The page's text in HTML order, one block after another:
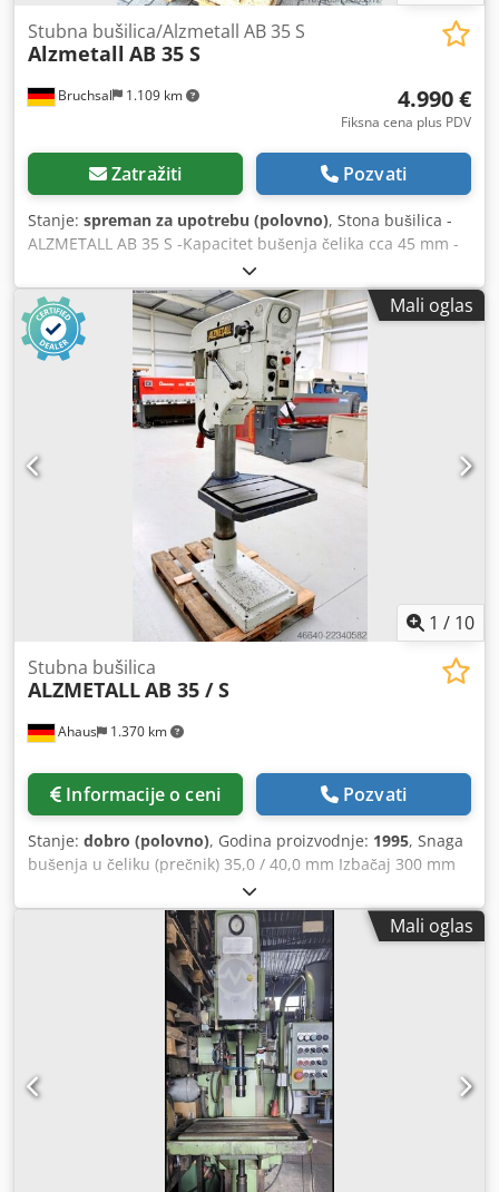
Bruchsal 1.109 km
Stubna bušilica/Alzmetall AB 35 S
Alzmetall AB 35 S
4.990 €
Fiksna cena plus PDV
Zatražiti Pozvati
Stanje: spreman za upotrebu (polovno), Stona bušilica -
ALZMETALL AB 35 S -Kapacitet bušenja čelika cca 45 mm -
Kapacitet bušenja liva cca 48 mm -Prihvat vretena MK 4 -
Istrezanje cca 350 mm -Hod bušenja cca 180 mm -Brzine
vretena / 2 stupnja / 65 - 1450 o/min (BESSTEPENO) -
Automatski pomak 0,1-0,2-0,3-0,4 mm/obrtaj -Graničnik
dubine bušenja -Površina za pričvršćivanje stola cca
600x460 mm -Podešavanje stola cca 600 mm -Visina stola
podesiva pomoću ručice -Prečnik stuba cca 200 mm -Snaga
motora cca 3,5 kW -Sistem za hlađenje -Radna lampa
Dodpfjznlf Eox Ai Sjkr -Indikator brzine Dimenzije: D x Š x V
1,1 x 0,7 x 2,1 metar / Težina cca 1200 kg Greške i tehničke
nepreciznosti su moguće.
Mali oglas
1 / 10
Ahaus 1.370 km
Stubna bušilica
ALZMETALLAB 35 / S
Informacije o ceni Pozvati
Stanje: dobro (polovno), Godina proizvodnje: 1995, Snaga
bušenja u čeliku (prečnik) 35,0 / 40,0 mm Izbačaj 300 mm
Hod bušenja 180 mm Brzina obrtaja 65,0 - 1.750 o/min
Dimenzije stola 615 x 420 mm Prečnik stuba 155 mm
Pomak 0,1 / 0,2 / 0,3 mm/obrtaj Prihvat vretena MK 4 Snaga
motora 0,9 / 1,5 kW Težina 450 kg Dimenzije (D-Š-V) 800 x
650 x 1850 mm Oprema: - robusna stolna bušilica -
beskonačno podesiva brzina (klinasti remen) - automatski
pomak vretena Djdezl E Uhjpfx Ai Sokr * sa
elektromagnetičnom regulacijom - motor sa promenom
smera rotacije - smer obrtaja vretena (R/L) - graničnik
dubine bušenja - sto mašine sa 2 T-žleba * podesiva visina
ručicom - taster za hitno isključenje napred - uputstvo za
Mali oglas